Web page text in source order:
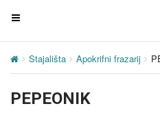
T
g
e
Stajališta Apokrifni frazarij
PEPEONIK